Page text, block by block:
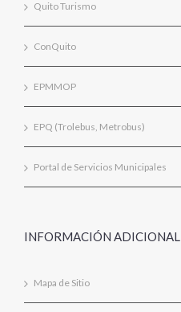
Quito Turismo
ConQuito
EPMMOP
EPQ (Trolebus, Metrobus)
Portal de Servicios Municipales
INFORMACIÓN ADICIONAL
Mapa de Sitio